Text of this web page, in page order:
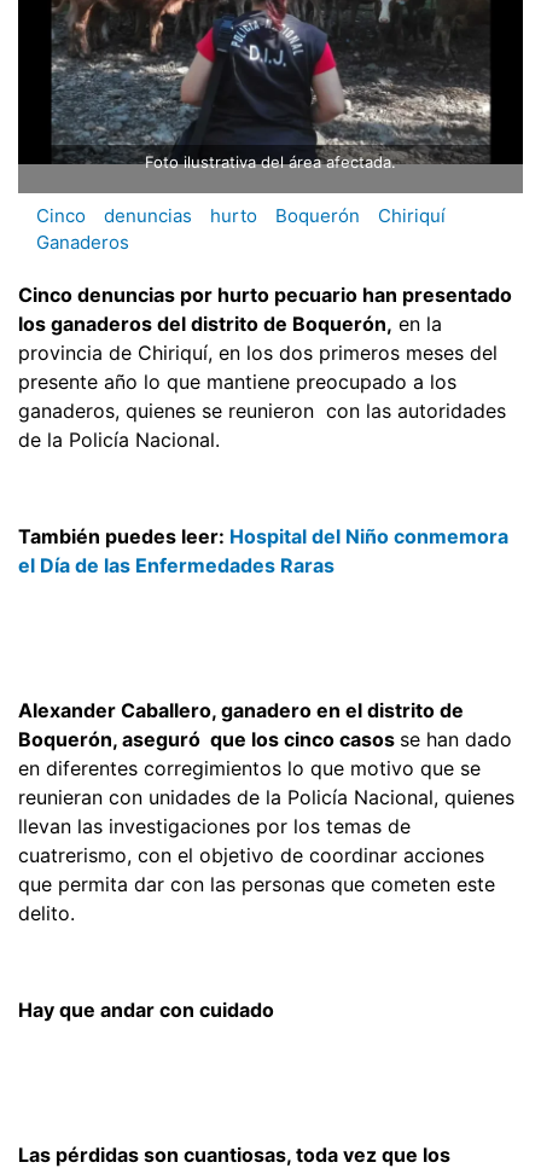
Foto ilustrativa del área afectada.
Cinco denuncias hurto Boquerón
Chiriquí
Ganaderos
Cinco denuncias por hurto pecuario han presentado
los ganaderos del distrito de Boquerón, en la
provincia de Chiriquí, en los dos primeros meses del
presente año lo que mantiene preocupado a los
ganaderos, quienes se reunieron con las autoridades
de la Policía Nacional.
También puedes leer: Hospital del Niño conmemora
el Día de las Enfermedades Raras
Alexander Caballero, ganadero en el distrito de
Boquerón, aseguró que los cinco casos se han dado
en diferentes corregimientos lo que motivo que se
reunieran con unidades de la Policía Nacional, quienes
llevan las investigaciones por los temas de
cuatrerismo, con el objetivo de coordinar acciones
que permita dar con las personas que cometen este
delito.
Hay que andar con cuidado
Las pérdidas son cuantiosas, toda vez que los